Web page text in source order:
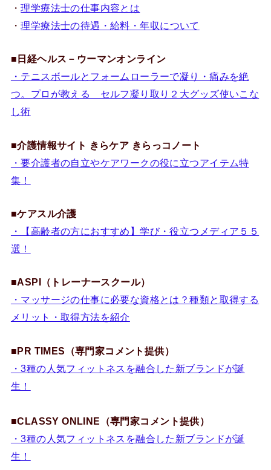
・理学療法士の仕事内容とは
・理学療法士の待遇・給料・年収について
■ 日経ヘルス－ウーマンオンライン
・テニスボールとフォームローラーで凝り・痛みを絶
つ。プロが教える セルフ凝り取り２大グッズ使いこな
し術
■介護情報サイト きらケア きらっコノート
・要介護者の自立やケアワークの役に立つアイテム特
集！
■ケアスル介護
・【高齢者の方におすすめ】学び・役立つメディア５５
選！
■ASPI（トレーナースクール）
・マッサージの仕事に必要な資格とは？種類と取得する
メリット・取得方法を紹介
■PR TIMES（専門家コメント提供）
・3種の人気フィットネスを融合した新ブランドが誕
生！
■CLASSY ONLINE（専門家コメント提供）
・3種の人気フィットネスを融合した新ブランドが誕
生！